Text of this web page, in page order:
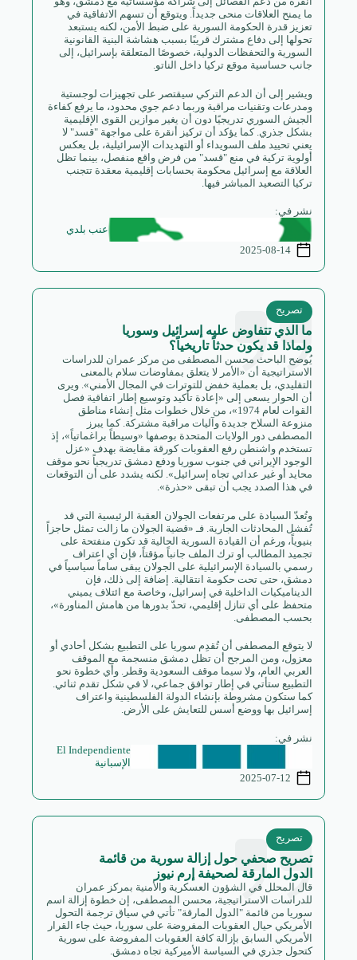
ما يمنح العلاقات منحى جديداً. ويتوقع أن تسهم الاتفاقية في
تعزيز قدرة الحكومة السورية على ضبط الأمن، لكنه يستبعد
تحولها إلى دفاع مشترك قريبًا بسبب هشاشة البنية القانونية
السورية والتحفظات الدولية، خصوصًا المتعلقة بإسرائيل، إلى
جانب حساسية موقع تركيا داخل الناتو.
ويشير إلى أن الدعم التركي سيقتصر على تجهيزات لوجستية
ومدرعات وتقنيات مراقبة وربما دعم جوي محدود، ما يرفع كفاءة
الجيش السوري تدريجيًا دون أن يغير موازين القوى الإقليمية
بشكل جذري. كما يؤكد أن تركيز أنقرة على مواجهة "قسد" لا
يعني تحييد ملف السويداء أو التهديدات الإسرائيلية، بل يعكس
أولوية تركية في منع "قسد" من فرض واقع منفصل، بينما تظل
العلاقة مع إسرائيل محكومة بحسابات إقليمية معقدة تتجنب
تركيا التصعيد المباشر فيها.
نشر في:
عنب بلدي
2025-08-14
ما الذي تتفاوض عليه إسرائيل وسوريا
ولماذا قد يكون حدثاً تاريخياً؟
تصريح
يُوضح الباحث محسن المصطفى من مركز عمران للدراسات
الاستراتيجية أن «الأمر لا يتعلق بمفاوضات سلام بالمعنى
التقليدي، بل بعملية خفض للتوترات في المجال الأمني». ويرى
أن الحوار يسعى إلى «إعادة تأكيد وتوسيع إطار اتفاقية فصل
القوات لعام 1974»، من خلال خطوات مثل إنشاء مناطق
منزوعة السلاح جديدة وآليات مراقبة مشتركة. كما يبرز
المصطفى دور الولايات المتحدة بوصفها «وسيطاً براغماتياً»، إذ
تستخدم واشنطن رفع العقوبات كورقة مقايضة بهدف «عزل
الوجود الإيراني في جنوب سوريا ودفع دمشق تدريجياً نحو موقف
محايد أو غير عدائي تجاه إسرائيل». لكنه يشدد على أن التوقعات
في هذا الصدد يجب أن تبقى «حذرة».
وتُعدّ السيادة على مرتفعات الجولان العقبة الرئيسية التي قد
تُفشل المحادثات الجارية. فـ «قضية الجولان ما زالت تمثل حاجزاً
بنيوياً، ورغم أن القيادة السورية الحالية قد تكون منفتحة على
تجميد المطالب أو ترك الملف جانباً مؤقتاً، فإن أي اعتراف
رسمي بالسيادة الإسرائيلية على الجولان يبقى ساماً سياسياً في
دمشق، حتى تحت حكومة انتقالية. إضافة إلى ذلك، فإن
الديناميكيات الداخلية في إسرائيل، وخاصة مع ائتلاف يميني
متحفظ على أي تنازل إقليمي، تحدّ بدورها من هامش المناورة»،
بحسب المصطفى.
لا يتوقع المصطفى أن تُقدِم سوريا على التطبيع بشكل أحادي أو
معزول، ومن المرجح أن تظل دمشق منسجمة مع الموقف
العربي العام، ولا سيما موقف السعودية وقطر. وأي خطوة نحو
التطبيع ستأتي في إطار توافق جماعي، لا في شكل تقدم ثنائي.
كما ستكون مشروطة بإنشاء الدولة الفلسطينية واعتراف
إسرائيل بها ووضع أسس للتعايش على الأرض.
نشر في:
El Independiente
الإسبانية
2025-07-12
تصريح صحفي حول إزالة سورية من قائمة
الدول المارقة لصحيفة إرم نيوز
تصريح
قال المحلل في الشؤون العسكرية والأمنية بمركز عمران
للدراسات الاستراتيجية، محسن المصطفى، إن خطوة إزالة اسم
سوريا من قائمة "الدول المارقة" تأتي في سياق ترجمة التحول
الأمريكي حيال العقوبات المفروضة على سوريا، حيث جاء القرار
الأمريكي السابق بإزالة كافة العقوبات المفروضة على سورية
كتحول جذري في السياسة الأميركية تجاه دمشق.